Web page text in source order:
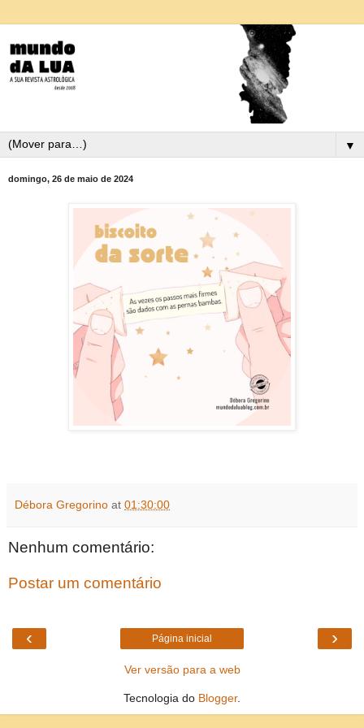
▼
domingo, 26 de maio de 2024
Débora Gregorino at 01:30:00
Nenhum comentário:
Postar um comentário
‹ ›
Página inicial
Ver versão para a web
Tecnologia do Blogger.